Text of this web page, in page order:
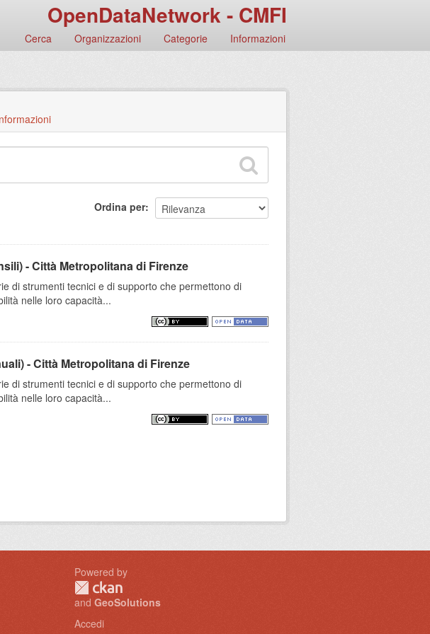
OpenDataNetwork - CMFI
Cerca Organizzazioni Categorie Informazioni
Ordina per
- Città Metropolitana di Firenze
di strumenti tecnici e di supporto che permettono di
nelle loro capacità...
- Città Metropolitana di Firenze
di strumenti tecnici e di supporto che permettono di
nelle loro capacità...
Powered by
and GeoSolutions
Accedi